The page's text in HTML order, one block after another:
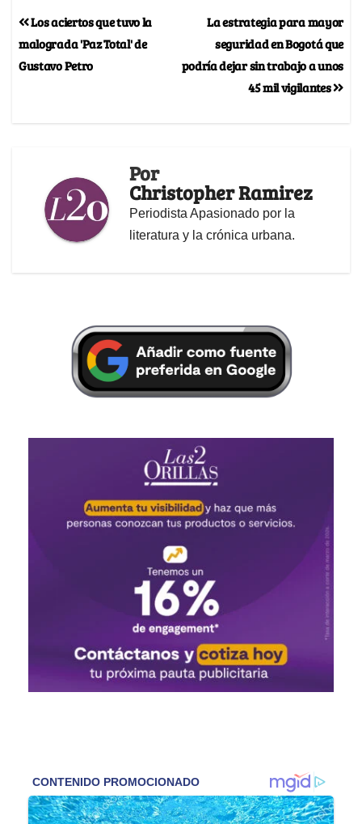
La estrategia para mayor
seguridad en Bogotá que
podría dejar sin trabajo a unos
45 mil vigilantes
Los aciertos que tuvo la
malograda 'Paz Total' de
Gustavo Petro
Por
Christopher Ramirez
Periodista Apasionado por la
literatura y la crónica urbana.